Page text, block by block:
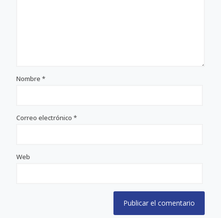
Nombre *
Correo electrónico *
Web